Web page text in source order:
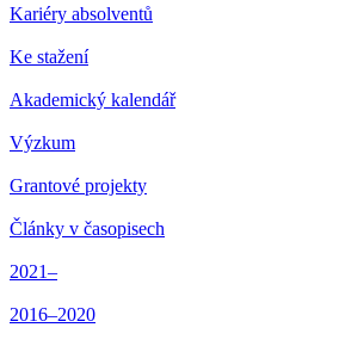
Kariéry absolventů
Ke stažení
Akademický kalendář
Výzkum
Grantové projekty
Články v časopisech
2021–
2016–2020